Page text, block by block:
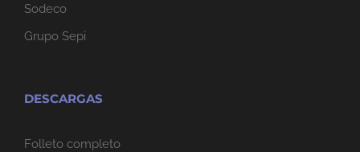
Sodeco
Grupo Sepi
DESCARGAS
Folleto completo